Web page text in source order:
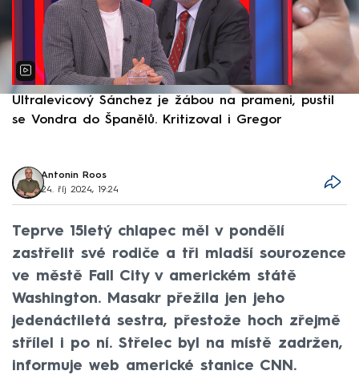
Ultralevicový Sánchez je žábou na prameni, pustil
se Vondra do Španělů. Kritizoval i Gregor
Antonin Roos
24. říj 2024, 19:24
Teprve 15letý chlapec měl v pondělí
zastřelit své rodiče a tři mladší sourozence
ve městě Fall City v americkém státě
Washington. Masakr přežila jen jeho
jedenáctiletá sestra, přestože hoch zřejmě
střílel i po ní. Střelec byl na místě zadržen,
informuje web americké stanice CNN.